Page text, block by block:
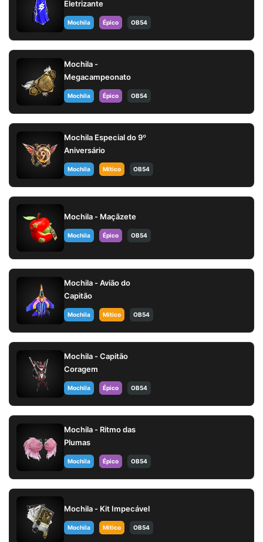
Eletrizante
Mochila Épico OB54
Mochila -
Megacampeonato
Mochila Épico OB54
Mochila Especial do 9º
Aniversário
Mochila Mítico OB54
Mochila - Maçãzete
Mochila Épico OB54
Mochila - Avião do
Capitão
Mochila Mítico OB54
Mochila - Capitão
Coragem
Mochila Épico OB54
Mochila - Ritmo das
Plumas
Mochila Épico OB54
Mochila - Kit Impecável
Mochila Mítico OB54